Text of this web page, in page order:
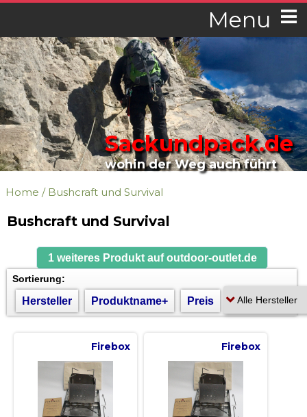
Menu
Sackundpack.de
wohin der Weg auch führt
Home / Bushcraft und Survival
Bushcraft und Survival
1 weiteres Produkt auf outdoor-outlet.de
Sortierung:
Hersteller Produktname+ Preis
Firebox Firebox